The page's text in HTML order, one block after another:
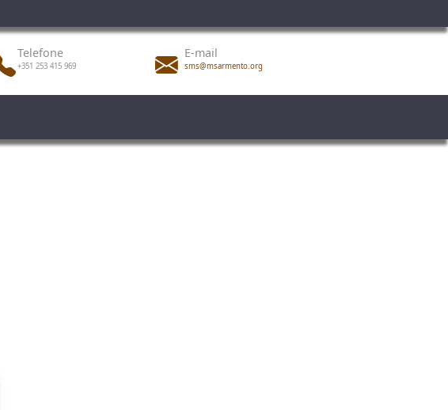
Telefone
+351 253 415 969
E-mail
sms@msarmento.org